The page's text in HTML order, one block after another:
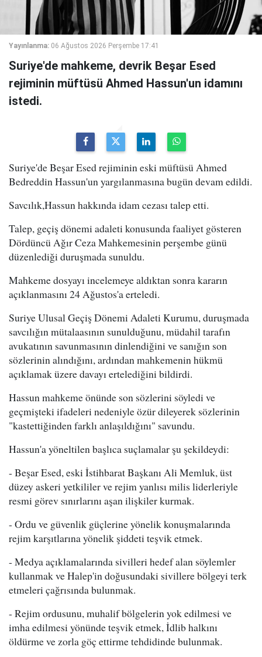
Yayınlanma: 06 Ağustos 2026 Perşembe 17:41
Suriye'de mahkeme, devrik Beşar Esed
rejiminin müftüsü Ahmed Hassun'un idamını
istedi.
Suriye'de Beşar Esed rejiminin eski müftüsü Ahmed
Bedreddin Hassun'un yargılanmasına bugün devam edildi.
Savcılık,Hassun hakkında idam cezası talep etti.
Talep, geçiş dönemi adaleti konusunda faaliyet gösteren
Dördüncü Ağır Ceza Mahkemesinin perşembe günü
düzenlediği duruşmada sunuldu.
Mahkeme dosyayı incelemeye aldıktan sonra kararın
açıklanmasını 24 Ağustos'a erteledi.
Suriye Ulusal Geçiş Dönemi Adaleti Kurumu, duruşmada
savcılığın mütalaasının sunulduğunu, müdahil tarafın
avukatının savunmasının dinlendiğini ve sanığın son
sözlerinin alındığını, ardından mahkemenin hükmü
açıklamak üzere davayı ertelediğini bildirdi.
Hassun mahkeme önünde son sözlerini söyledi ve
geçmişteki ifadeleri nedeniyle özür dileyerek sözlerinin
"kastettiğinden farklı anlaşıldığını" savundu.
Hassun'a yöneltilen başlıca suçlamalar şu şekildeydi:
- Beşar Esed, eski İstihbarat Başkanı Ali Memluk, üst
düzey askeri yetkililer ve rejim yanlısı milis liderleriyle
resmi görev sınırlarını aşan ilişkiler kurmak.
- Ordu ve güvenlik güçlerine yönelik konuşmalarında
rejim karşıtlarına yönelik şiddeti teşvik etmek.
- Medya açıklamalarında sivilleri hedef alan söylemler
kullanmak ve Halep'in doğusundaki sivillere bölgeyi terk
etmeleri çağrısında bulunmak.
- Rejim ordusunu, muhalif bölgelerin yok edilmesi ve
imha edilmesi yönünde teşvik etmek, İdlib halkını
öldürme ve zorla göç ettirme tehdidinde bulunmak.